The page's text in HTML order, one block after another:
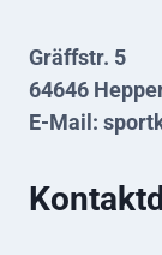
Gräffstr. 5
64646
E-Mail: